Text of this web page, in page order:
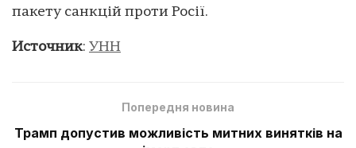
пакету санкцій проти Росії.
Источник: УНН
Попередня новина
Трамп допустив можливість митних винятків на